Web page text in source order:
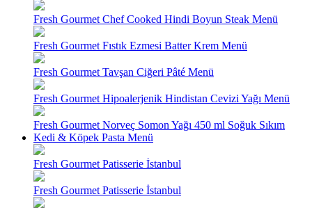
Fresh Gourmet Chef Cooked Hindi Boyun Steak Menü
Fresh Gourmet Fıstık Ezmesi Batter Krem Menü
Fresh Gourmet Tavşan Ciğeri Pâté Menü
Fresh Gourmet Hipoalerjenik Hindistan Cevizi Yağı Menü
Fresh Gourmet Norveç Somon Yağı 450 ml Soğuk Sıkım
Kedi & Köpek Pasta Menü
Fresh Gourmet Patisserie İstanbul
Fresh Gourmet Patisserie İstanbul